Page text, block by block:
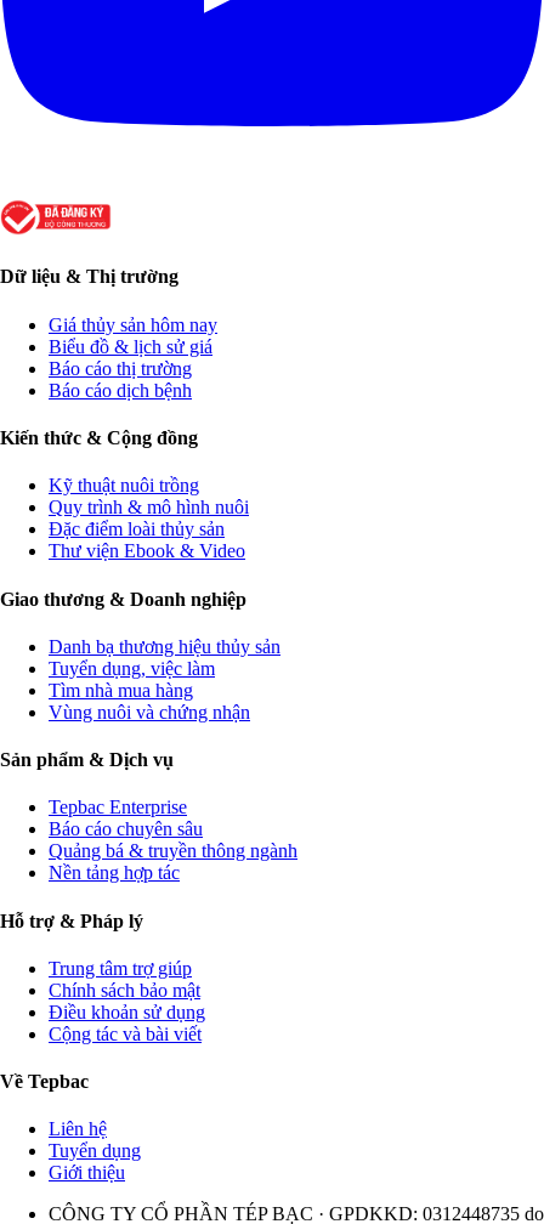
Dữ liệu & Thị trường
Giá thủy sản hôm nay
Biểu đồ & lịch sử giá
Báo cáo thị trường
Báo cáo dịch bệnh
Kiến thức & Cộng đồng
Kỹ thuật nuôi trồng
Quy trình & mô hình nuôi
Đặc điểm loài thủy sản
Thư viện Ebook & Video
Giao thương & Doanh nghiệp
Danh bạ thương hiệu thủy sản
Tuyển dụng, việc làm
Tìm nhà mua hàng
Vùng nuôi và chứng nhận
Sản phẩm & Dịch vụ
Tepbac Enterprise
Báo cáo chuyên sâu
Quảng bá & truyền thông ngành
Nền tảng hợp tác
Hỗ trợ & Pháp lý
Trung tâm trợ giúp
Chính sách bảo mật
Điều khoản sử dụng
Cộng tác và bài viết
Về Tepbac
Liên hệ
Tuyển dụng
Giới thiệu
CÔNG TY CỔ PHẦN TÉP BẠC · GPDKKD: 0312448735 do